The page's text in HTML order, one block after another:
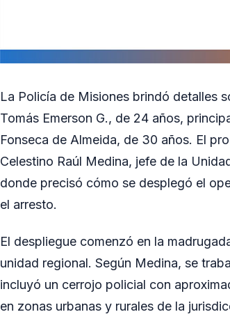
La Policía de Misiones brindó detalles
Tomás Emerson G., de 24 años,
Fonseca de Almeida, de 30 años. El
Celestino Raúl Medina, jefe de la
donde precisó cómo se desplegó el
el arresto.
El despliegue comenzó en la
unidad regional. Según Medina, se
incluyó un cerrojo policial con
en zonas urbanas y rurales de la